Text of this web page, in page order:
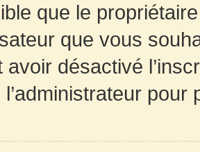
que le
que vous
avoir désactivé